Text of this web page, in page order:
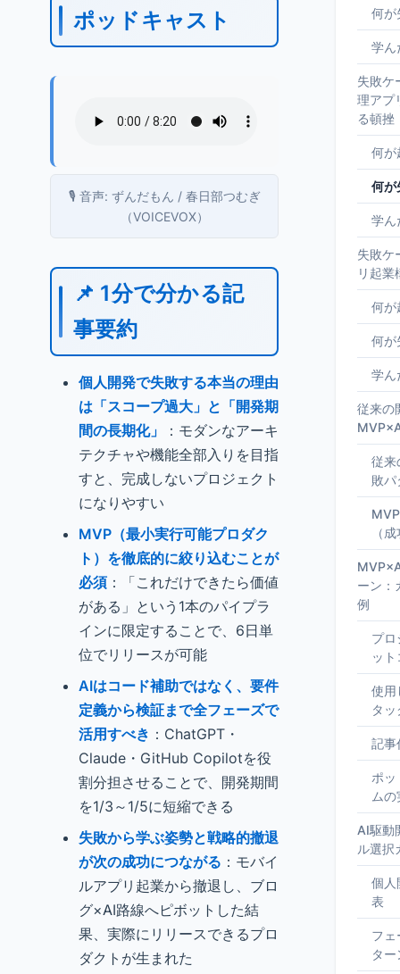
ポッドキャスト
🎙️ 音声: ずんだもん / 春日部つむぎ
（VOICEVOX）
📌 1分で分かる記
事要約
個人開発で失敗する本当の理由
は「スコープ過大」と「開発期
間の長期化」
：モダンなアーキ
テクチャや機能全部入りを目指
すと、完成しないプロジェクト
になりやすい
MVP（最小実行可能プロダク
ト）を徹底的に絞り込むことが
必須 ：「これだけできたら価値
がある」という1本のパイプラ
インに限定することで、6日単
位でリリースが可能
AIはコード補助ではなく、要件
定義から検証まで全フェーズで
活用すべき ：ChatGPT・
Claude・GitHub Copilotを役
割分担させることで、開発期間
を1/3～1/5に短縮できる
失敗から学ぶ姿勢と戦略的撤退
が次の成功につながる ：モバイ
ルアプリ起業から撤退し、ブロ
グ×AI路線へピボットした結
果、実際にリリースできるプロ
ダクトが生まれた
何が
学ん
失敗
理アプ
る頓挫
何が
何が
学ん
失敗
リ起業
何が
何が
学ん
従来の
従来
敗パ
（
ーン：
例
プロ
ッ
使用
タッ
記事
ポッ
ム
AI駆動
ル選択
個人
表
フ
ター